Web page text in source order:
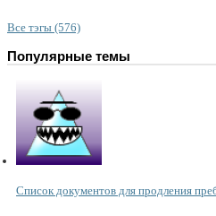
Все тэгы (576)
Популярные темы
Список документов для продления